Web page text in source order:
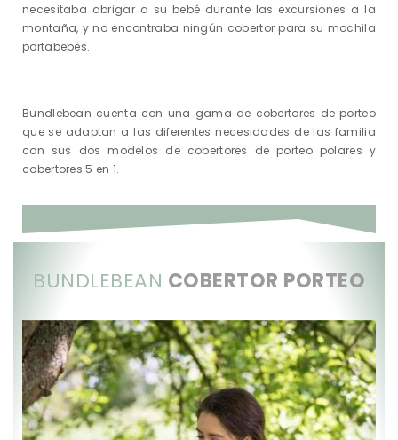
necesitaba abrigar a su bebé durante las excursiones a la
montaña, y no encontraba ningún cobertor para su mochila
portabebés.
Bundlebean cuenta con una gama de cobertores de porteo
que se adaptan a las diferentes necesidades de las familia
con sus dos modelos de cobertores de porteo polares y
cobertores 5 en 1.
BUNDLEBEAN COBERTOR PORTEO